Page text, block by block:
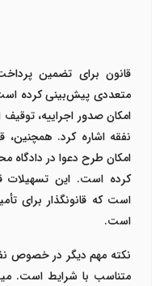
قانون برای تضمین
متعددی پیش‌بینی کرده
امکان صدور اجراییه،
نفقه اشاره کرد. همچنین،
امکان طرح دعوا در دادگاه
کرده است. این تسهیلات
است که قانونگذار برای
است.
نکته مهم دیگر در خصوص
متناسب با شرایط است.